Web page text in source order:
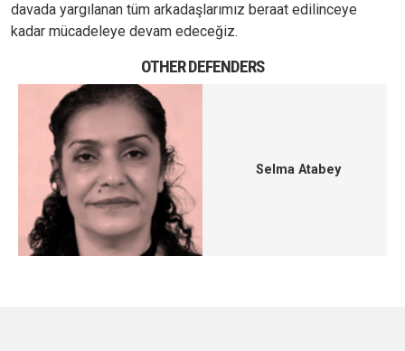
davada yargılanan tüm arkadaşlarımız beraat edilinceye
kadar mücadeleye devam edeceğiz.
OTHER DEFENDERS
Selma Atabey